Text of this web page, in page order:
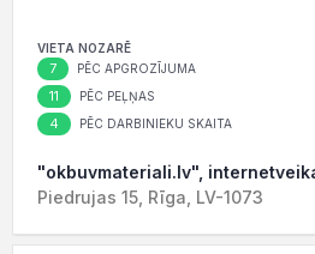
VIETA NOZARĒ
7 PĒC APGROZĪJUMA
11 PĒC PEĻŅAS
4 PĒC DARBINIEKU SKAITA
"okbuvmateriali.lv",
Piedrujas 15, Rīga, LV-1073